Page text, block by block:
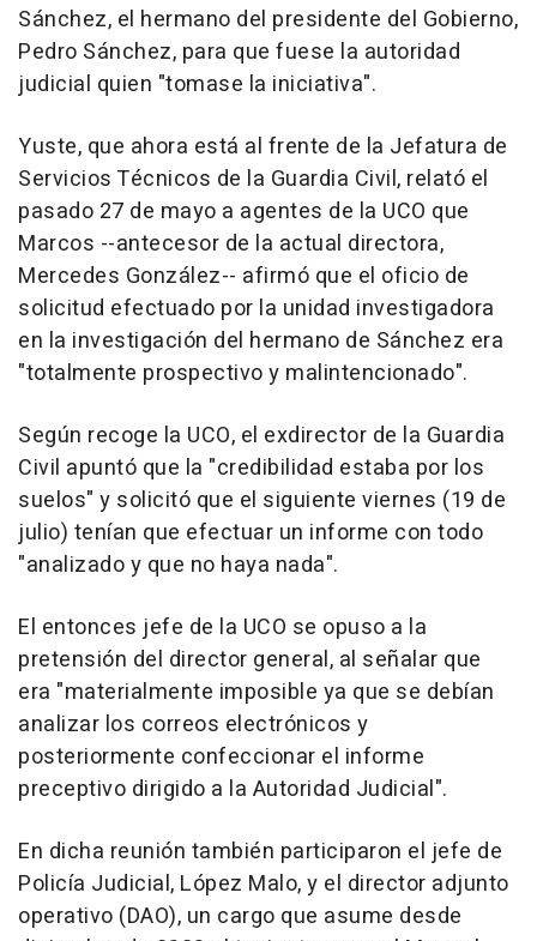
Sánchez, el hermano del presidente del Gobierno,
Pedro Sánchez, para que fuese la autoridad
judicial quien "tomase la iniciativa".
Yuste, que ahora está al frente de la Jefatura de
Servicios Técnicos de la Guardia Civil, relató el
pasado 27 de mayo a agentes de la UCO que
Marcos --antecesor de la actual directora,
Mercedes González-- afirmó que el oficio de
solicitud efectuado por la unidad investigadora
en la investigación del hermano de Sánchez era
"totalmente prospectivo y malintencionado".
Según recoge la UCO, el exdirector de la Guardia
Civil apuntó que la "credibilidad estaba por los
suelos" y solicitó que el siguiente viernes (19 de
julio) tenían que efectuar un informe con todo
"analizado y que no haya nada".
El entonces jefe de la UCO se opuso a la
pretensión del director general, al señalar que
era "materialmente imposible ya que se debían
analizar los correos electrónicos y
posteriormente confeccionar el informe
preceptivo dirigido a la Autoridad Judicial".
En dicha reunión también participaron el jefe de
Policía Judicial, López Malo, y el director adjunto
operativo (DAO), un cargo que asume desde